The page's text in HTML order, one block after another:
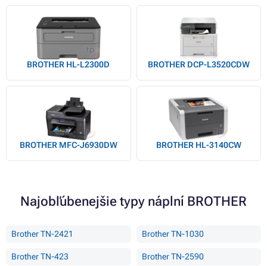
BROTHER HL-L2300D BROTHER DCP-L3520CDW
BROTHER MFC-J6930DW BROTHER HL-3140CW
Najobľúbenejšie typy náplní BROTHER
Brother TN-2421 Brother TN-1030
Brother TN-423 Brother TN-2590